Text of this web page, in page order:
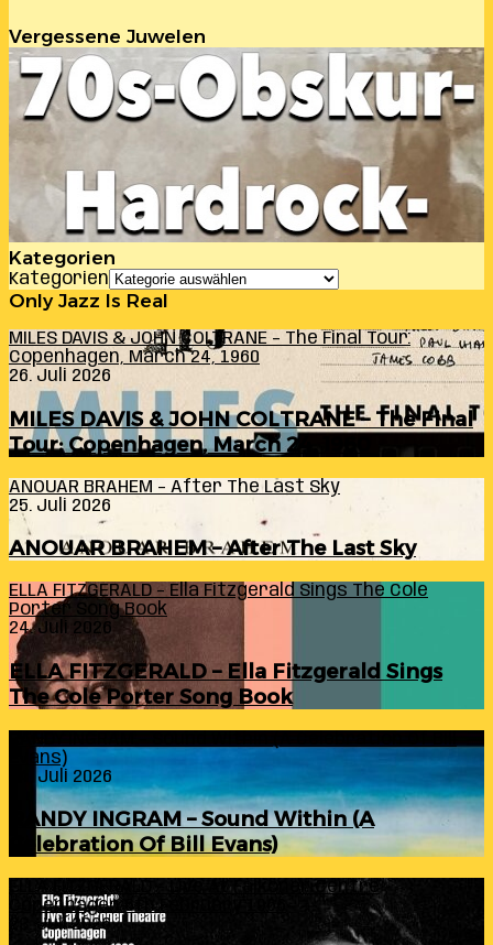
Vergessene Juwelen
Kategorien
Kategorien
Only Jazz Is Real
MILES DAVIS & JOHN COLTRANE – The Final Tour:
Copenhagen, March 24, 1960
26. Juli 2026
MILES DAVIS & JOHN COLTRANE – The Final
Tour: Copenhagen, March 24, 1960
ANOUAR BRAHEM – After The Last Sky
25. Juli 2026
ANOUAR BRAHEM – After The Last Sky
ELLA FITZGERALD – Ella Fitzgerald Sings The Cole
Porter Song Book
24. Juli 2026
ELLA FITZGERALD – Ella Fitzgerald Sings
The Cole Porter Song Book
Evans)
24. Juli 2026
RANDY INGRAM – Sound Within (A
Celebration Of Bill Evans)
ELLA FITZGERALD – Live At Falkoner Centre
Copenhagen 6th February 1966
23. Juli 2026